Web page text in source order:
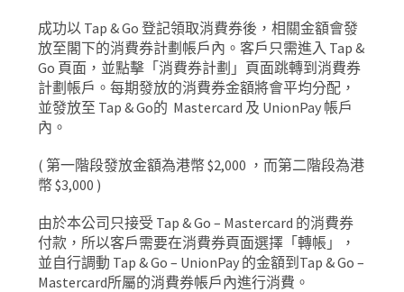
成功以 Tap & Go 登記領取消費券後，相關金額會發
放至閣下的消費券計劃帳戶內。客戶只需進入 Tap &
Go 頁面，並點擊「消費券計劃」頁面跳轉到消費券
計劃帳戶。每期發放的消費券金額將會平均分配，
並發放至 Tap & Go的 Mastercard 及 UnionPay 帳戶
內。
( 第一階段發放金額為港幣 $2,000 ，而第二階段為港
幣 $3,000 )
由於本公司只接受 Tap & Go – Mastercard 的消費券
付款，所以客戶需要在消費券頁面選擇「轉帳」，
並自行調動 Tap & Go – UnionPay 的金額到Tap & Go –
Mastercard所屬的消費券帳戶內進行消費。